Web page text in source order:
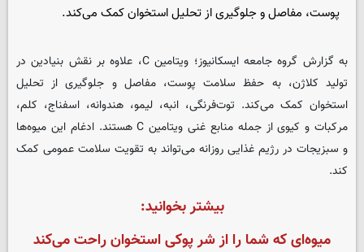
پوست، مفاصل و جلوگیری از تحلیل استخوان کمک می‌کند.
به گزارش گروه جامعهایسکانیوز
؛ ویتامین C، علاوه بر نقش بنیادین در
تولید کلاژن، به حفظ سلامت پوست، مفاصل و جلوگیری از تحلیل
استخوان کمک می‌کند. توت‌فرنگی، انبه، لیمو، هندوانه، اسفناج، کلم،
مرکبات و کیوی از جمله منابع غنی ویتامین C هستند. ادغام این میوه‌ها
و سبزیجات در رژیم غذایی روزانه می‌تواند به تقویت سلامت عمومی کمک
کند.
بیشتر بخوانید:
میوه‌ای که شما را از شر پوکی استخوان راحت می‌کند